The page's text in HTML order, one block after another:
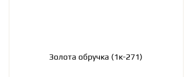
Золота обручка (1к-271)